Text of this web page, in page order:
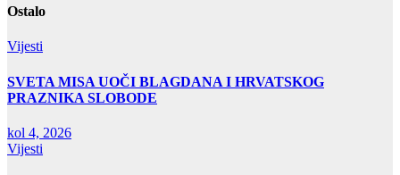
Ostalo
Vijesti
SVETA MISA UOČI BLAGDANA I HRVATSKOG
PRAZNIKA SLOBODE
kol 4, 2026
Vijesti